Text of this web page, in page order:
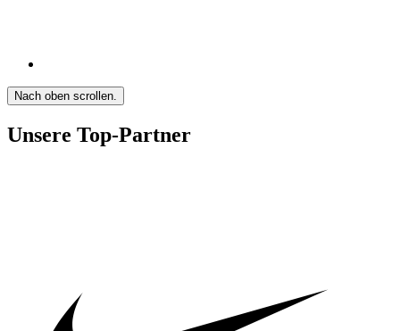
Nach oben scrollen.
Unsere Top-Partner